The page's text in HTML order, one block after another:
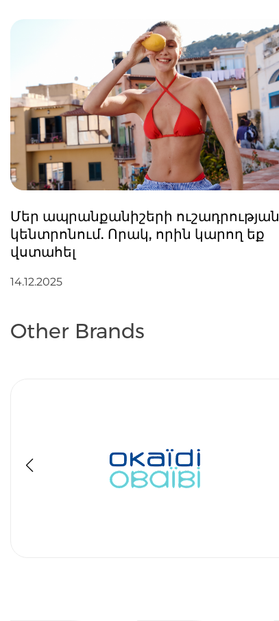
Մեր ապրանքանիշերի ուշադրության
կենտրոնում. Որակ, որին կարող եք
վստահել
14.12.2025
Other Brands